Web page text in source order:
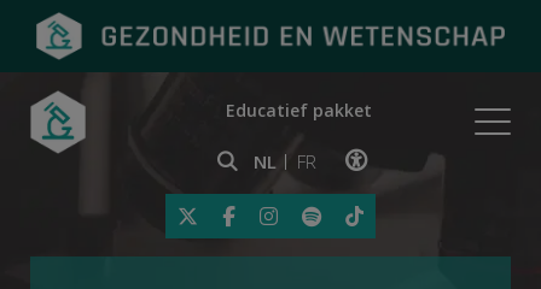
Onderwerpen
Educatief pakket
NL FR
Klik op deze link om